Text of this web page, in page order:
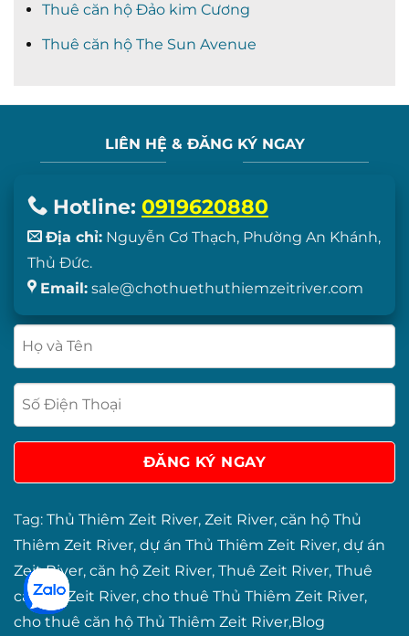
Thuê căn hộ Đảo kim Cương
Thuê căn hộ The Sun Avenue
LIÊN HỆ & ĐĂNG KÝ NGAY
Hotline: 0919620880
Địa chỉ: Nguyễn Cơ Thạch, Phường An Khánh,
Thủ Đức.
Email: sale@chothuethuthiemzeitriver.com
Tag: Thủ Thiêm Zeit River, Zeit River, căn hộ Thủ
Thiêm Zeit River, dự án Thủ Thiêm Zeit River, dự án
Zeit River, căn hộ Zeit River, Thuê Zeit River, Thuê
căn hộ Zeit River, cho thuê Thủ Thiêm Zeit River,
cho thuê căn hộ Thủ Thiêm Zeit River,Blog